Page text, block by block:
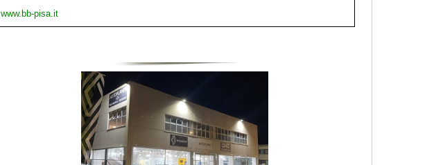
www.bb-pisa.it